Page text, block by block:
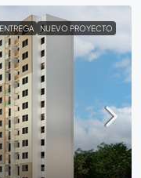
ENTREGA NUEVO PROYECTO